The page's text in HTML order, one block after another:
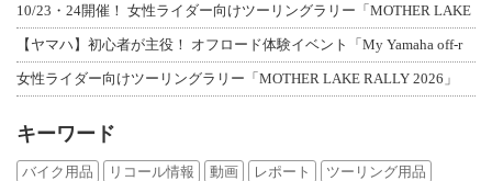
10/23・24開催！ 女性ライダー向けツーリングラリー「MOTHER LAKE
【ヤマハ】初心者が主役！ オフロード体験イベント「My Yamaha off-r
女性ライダー向けツーリングラリー「MOTHER LAKE RALLY 2026」
キーワード
バイク用品 リコール情報 動画 レポート
ツーリング用品